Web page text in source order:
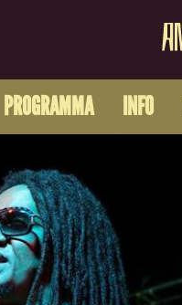
PROGRAMMA INFO